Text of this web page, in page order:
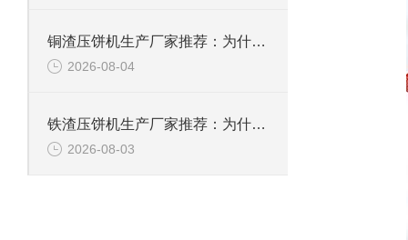
铜渣压饼机生产厂家推荐：为什么恩派特成为众多企业的信赖？
2026-08-04
铁渣压饼机生产厂家推荐：为什么恩派特成为众多企业的优选？
2026-08-03